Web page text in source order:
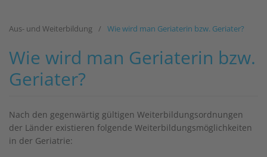
Aus- und Weiterbildung Wie wird man Geriaterin bzw. Geriater?
Wie wird man Geriaterin bzw.
Geriater?
Nach den gegenwärtig gültigen Weiterbildungsordnungen
der Länder existieren folgende Weiterbildungsmöglichkeiten
in der Geriatrie: